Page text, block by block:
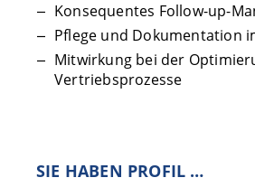
Konsequentes Follow-up-
Pflege und Dokumentation
Mitwirkung bei der
Vertriebsprozesse
SIE HABEN PROFIL …